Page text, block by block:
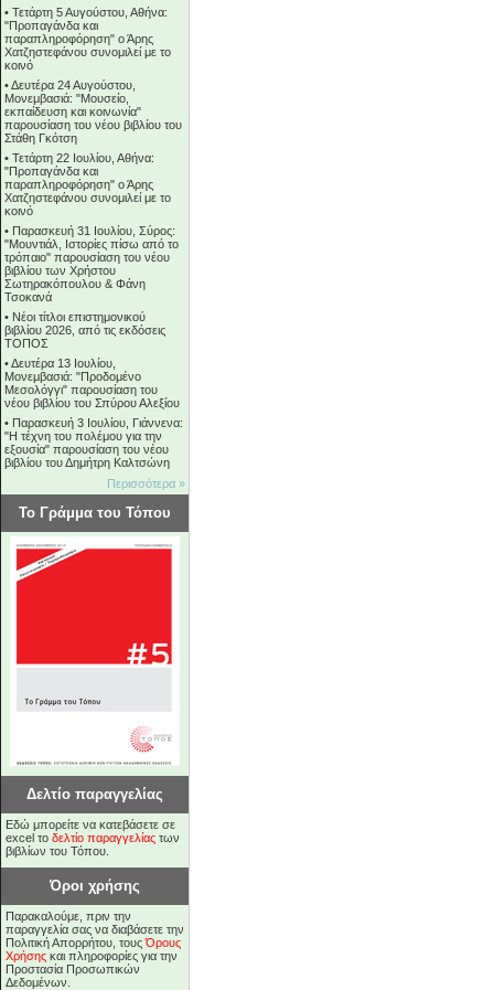
• Τετάρτη 5 Αυγούστου, Αθήνα:
"Προπαγάνδα και
παραπληροφόρηση" ο Άρης
Χατζηστεφάνου συνομιλεί με το
κοινό
•Δευτέρα 24 Αυγούστου,
Μονεμβασιά: "Μουσείο,
εκπαίδευση και κοινωνία"
παρουσίαση του νέου βιβλίου του
Στάθη Γκότση
• Τετάρτη 22 Ιουλίου, Αθήνα:
"Προπαγάνδα και
παραπληροφόρηση" ο Άρης
Χατζηστεφάνου συνομιλεί με το
κοινό
• Παρασκευή 31 Ιουλίου, Σύρος:
"Μουντιάλ, Ιστορίες πίσω από το
τρόπαιο" παρουσίαση του νέου
βιβλίου των Χρήστου
Σωτηρακόπουλου & Φάνη
Τσοκανά
• Νέοι τίτλοι επιστημονικού
βιβλίου 2026, από τις εκδόσεις
ΤΟΠΟΣ
•Δευτέρα 13 Ιουλίου,
Μονεμβασιά: "Προδομένο
Μεσολόγγι" παρουσίαση του
νέου βιβλίου του Σπύρου Αλεξίου
• Παρασκευή 3 Ιουλίου, Γιάννενα:
"Η τέχνη του πολέμου για την
εξουσία" παρουσίαση του νέου
βιβλίου του Δημήτρη Καλτσώνη
Περισσότερα »
Το Γράμμα του Τόπου
Δελτίο παραγγελίας
Εδώ μπορείτε να κατεβάσετε σε
excel το δελτίο παραγγελίας των
βιβλίων του Τόπου.
Όροι χρήσης
Παρακαλούμε, πριν την
παραγγελία σας να διαβάσετε την
Πολιτική Απορρήτου, τουςΌρους
Χρήσης και πληροφορίες για την
Προστασία Προσωπικών
Δεδομένων.